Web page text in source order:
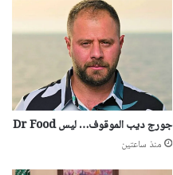
جورج ديب الموقوف… ليس Dr Food
منذ ساعتين